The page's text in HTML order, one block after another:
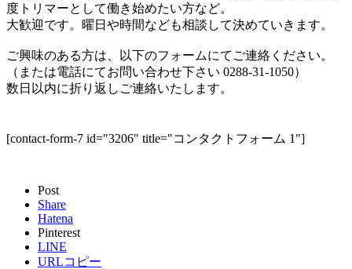
度トリマーとして働き始めたい方など。
大歓迎です。曜日や時間なども相談して決めていきます。
ご興味のある方は、以下のフォームにてご連絡ください。
（または電話にてお問い合わせ下さい 0288-31-1050）
数日以内に折り返しご連絡いたします。
[contact-form-7 id="3206" title="コンタクトフォーム 1"]
Post
Share
Hatena
Pinterest
LINE
URLコピー